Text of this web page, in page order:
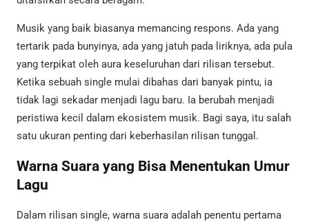
Musik yang baik biasanya memancing respons. Ada yang
tertarik pada bunyinya, ada yang jatuh pada liriknya, ada pula
yang terpikat oleh aura keseluruhan dari rilisan tersebut.
Ketika sebuah single mulai dibahas dari banyak pintu, ia
tidak lagi sekadar menjadi lagu baru. Ia berubah menjadi
peristiwa kecil dalam ekosistem musik. Bagi saya, itu salah
satu ukuran penting dari keberhasilan rilisan tunggal.
Warna Suara yang Bisa Menentukan Umur
Lagu
Dalam rilisan single, warna suara adalah penentu pertama